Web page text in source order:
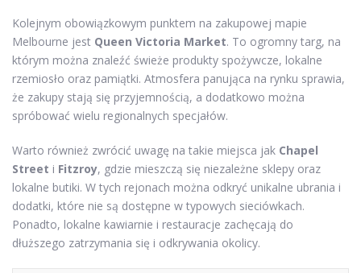
Kolejnym obowiązkowym punktem na zakupowej mapie
Melbourne jest Queen Victoria Market. To ogromny targ, na
którym można znaleźć świeże produkty spożywcze, lokalne
rzemiosło oraz pamiątki. Atmosfera panująca na rynku sprawia,
że zakupy stają się przyjemnością, a dodatkowo można
spróbować wielu regionalnych specjałów.
Warto również zwrócić uwagę na takie miejsca jak Chapel
Street i Fitzroy, gdzie mieszczą się niezależne sklepy oraz
lokalne butiki. W tych rejonach można odkryć unikalne ubrania i
dodatki, które nie są dostępne w typowych sieciówkach.
Ponadto, lokalne kawiarnie i restauracje zachęcają do
dłuższego zatrzymania się i odkrywania okolicy.